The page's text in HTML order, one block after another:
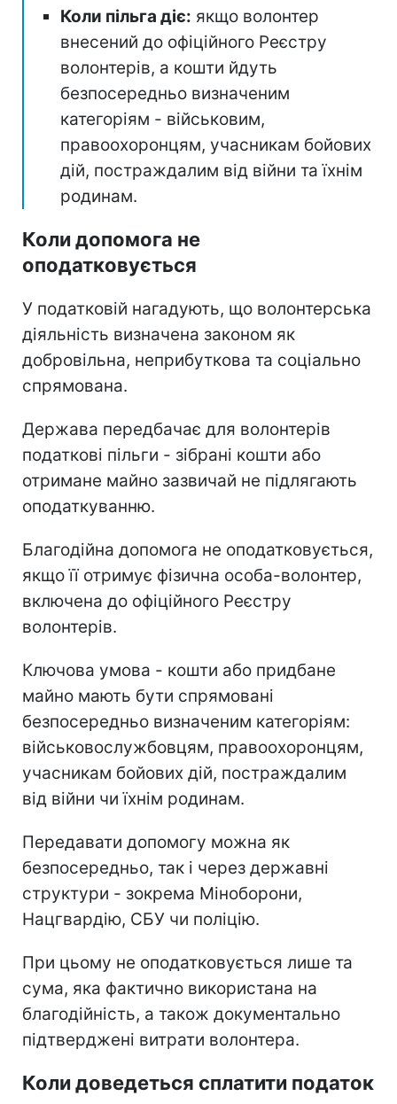
Коли пільга діє: якщо волонтер
внесений до офіційного Реєстру
волонтерів, а кошти йдуть
безпосередньо визначеним
категоріям - військовим,
правоохоронцям, учасникам бойових
дій, постраждалим від війни та їхнім
родинам.
Коли допомога не
оподатковується
У податковій нагадують, що волонтерська
діяльність визначена законом як
добровільна, неприбуткова та соціально
спрямована.
Держава передбачає для волонтерів
податкові пільги - зібрані кошти або
отримане майно зазвичай не підлягають
оподаткуванню.
Благодійна допомога не оподатковується,
якщо її отримує фізична особа-волонтер,
включена до офіційного Реєстру
волонтерів.
Ключова умова - кошти або придбане
майно мають бути спрямовані
безпосередньо визначеним категоріям:
військовослужбовцям, правоохоронцям,
учасникам бойових дій, постраждалим
від війни чи їхнім родинам.
Передавати допомогу можна як
безпосередньо, так і через державні
структури - зокрема Міноборони,
Нацгвардію, СБУ чи поліцію.
При цьому не оподатковується лише та
сума, яка фактично використана на
благодійність, а також документально
підтверджені витрати волонтера.
Коли доведеться сплатити податок